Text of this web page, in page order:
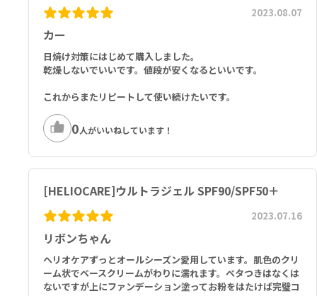
カー
2023.08.07
日焼け対策にはじめて購入しました。
乾燥しないでいいです。値段が安くなるといいです。
これからまたリピートして使い続けたいです。
0人がいいねしています！
[HELIOCARE]ウルトラジェル SPF90/SPF50＋
リボンちゃん
2023.07.16
ヘリオケアずっとオールシーズン愛用しています。肌色のクリ
ーム状でベースクリームがわりに濡れます。ベタつきはなくは
ないですが上にファンデーション塗ってお粉をはたけば完璧コ